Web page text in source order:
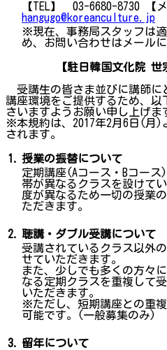
【TEL】 03-6680-8730 【
hangugo@koreanculture.jp
※現在、事務局スタッフは
め、お問い合わせはメール
【駐日韓国文化院 世
受講生の皆さま並びに講師に
講座環境をご提供するため、以
さいますようお願い申し上げま
※本規約は、2017年2月6日(月)
されます。
1. 授業の振替について
定期講座(Aコース・Bコー
帯が異なるクラスを設けて
度が異なるため一切の授業
ただきます。
2. 聴講・ダブル受講について
受講されているクラス以外
せていただきます。
また、少しでも多くの方々
なる定期クラスを重複して
いただきます。
※ただし、短期講座との重
可能です。(一般募集のみ)
3. 留年について